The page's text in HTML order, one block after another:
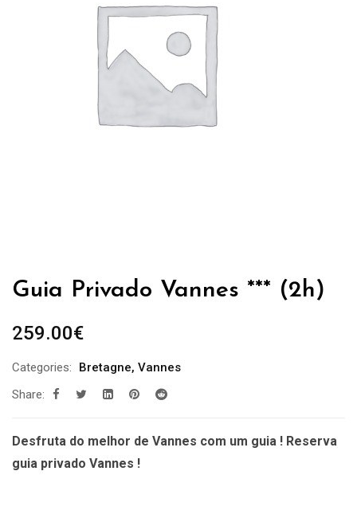
Guia Privado Vannes *** (2h)
259.00€
Categories: Bretagne, Vannes
Share:
Desfruta do melhor de Vannes com um guia ! Reserva
guia privado Vannes !